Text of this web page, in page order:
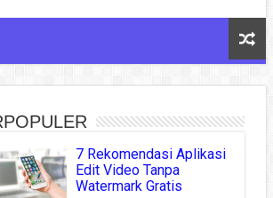
7 Rekomendasi Aplikasi
Edit Video Tanpa
Watermark Gratis